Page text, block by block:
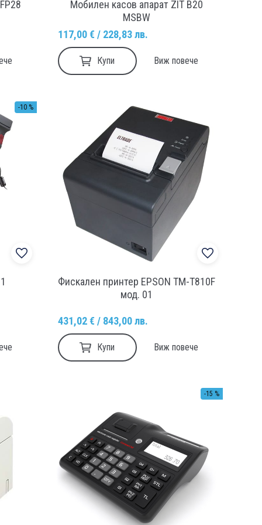
Мобилен касов апарат ZIT B20
MSBW
117,00 € / 228,83 лв.
Купи Виж повече
-10 %
Фискален принтер EPSON TM-T810F
мод. 01
431,02 € / 843,00 лв.
Купи Виж повече
-15 %